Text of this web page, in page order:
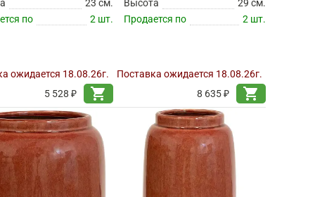
23 см.
по
2 шт.
ожидается 18.08.26г.
5 528 ₽
shopping_cart
Высота
29 см.
Продается по
2 шт.
Поставка ожидается 18.08.26г.
8 635 ₽
shopping_cart